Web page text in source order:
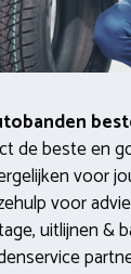
de beste en
voor
voor
uitlijnen &